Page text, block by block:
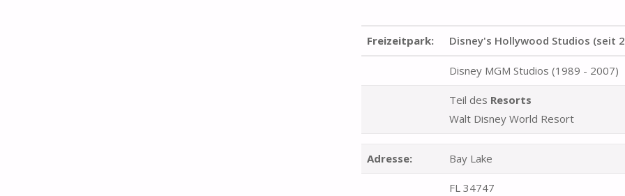
Freizeitpark: Disney's Hollywood Studios (seit
Disney MGM Studios (1989 - 2007)
Teil des Resorts
Walt Disney World Resort
Adresse: Bay Lake
FL 34747